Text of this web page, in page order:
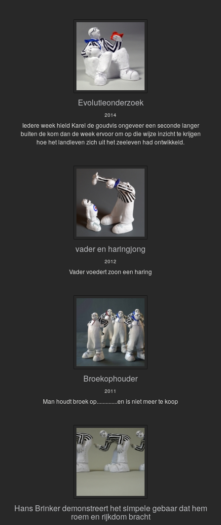
Evolutieonderzoek
2014
Iedere week hield Karel de goudvis ongeveer een seconde langer
buiten de kom dan de week ervoor om op die wijze inzicht te krijgen
hoe het landleven zich uit het zeeleven had ontwikkeld.
vader en haringjong
2012
Vader voedert zoon een haring
Broekophouder
2011
Man houdt broek op..............en is niet meer te koop
Hans Brinker demonstreert het simpele gebaar dat hem
roem en rijkdom bracht